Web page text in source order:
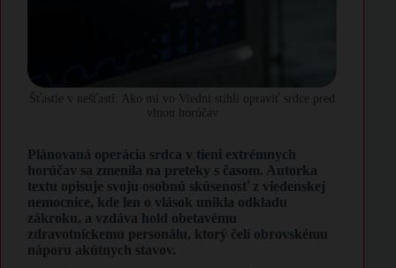
Šťastie v nešťastí: Ako mi vo Viedni stihli opraviť srdce pred
vlnou horúčav
Plánovaná operácia srdca v tieni extrémnych
horúčav sa zmenila na preteky s časom. Autorka
textu opisuje svoju osobnú skúsenosť z viedenskej
nemocnice, kde len o vlások unikla odkladu
zákroku, a vzdáva hold obetavému
zdravotníckemu personálu, ktorý čelí obrovskému
náporu akútnych stavov.